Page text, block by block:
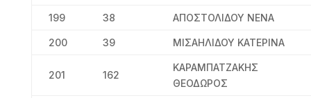
199 38 ΑΠΟΣΤΟΛΙΔΟΥ ΝΕΝΑ
200 39 ΜΙΣΑΗΛΙΔΟΥ ΚΑΤΕΡΙΝΑ
201 162
ΚΑΡΑΜΠΑΤΖΑΚΗΣ
ΘΕΟΔΩΡΟΣ